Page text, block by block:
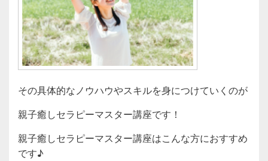
その具体的なノウハウやスキルを身につけていくのが
親子癒しセラピーマスター講座です！
親子癒しセラピーマスター講座はこんな方におすすめ
です♪